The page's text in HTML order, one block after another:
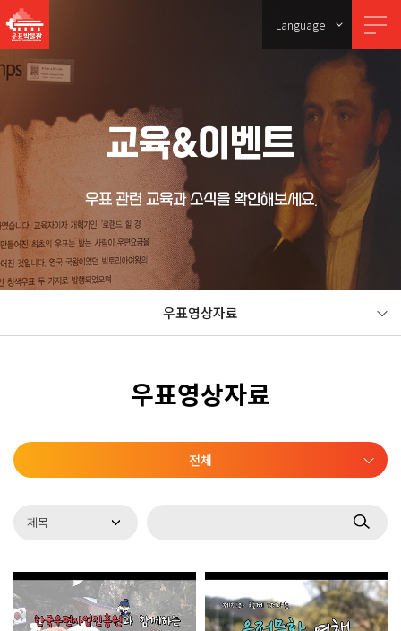
Language
교육&이벤트
우표 관련 교육과 소식을 확인해보세요.
우표영상자료
우표영상자료
전체